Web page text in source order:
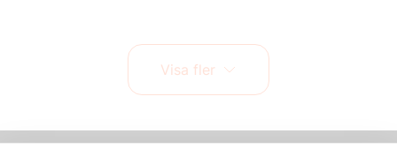
Visa fler